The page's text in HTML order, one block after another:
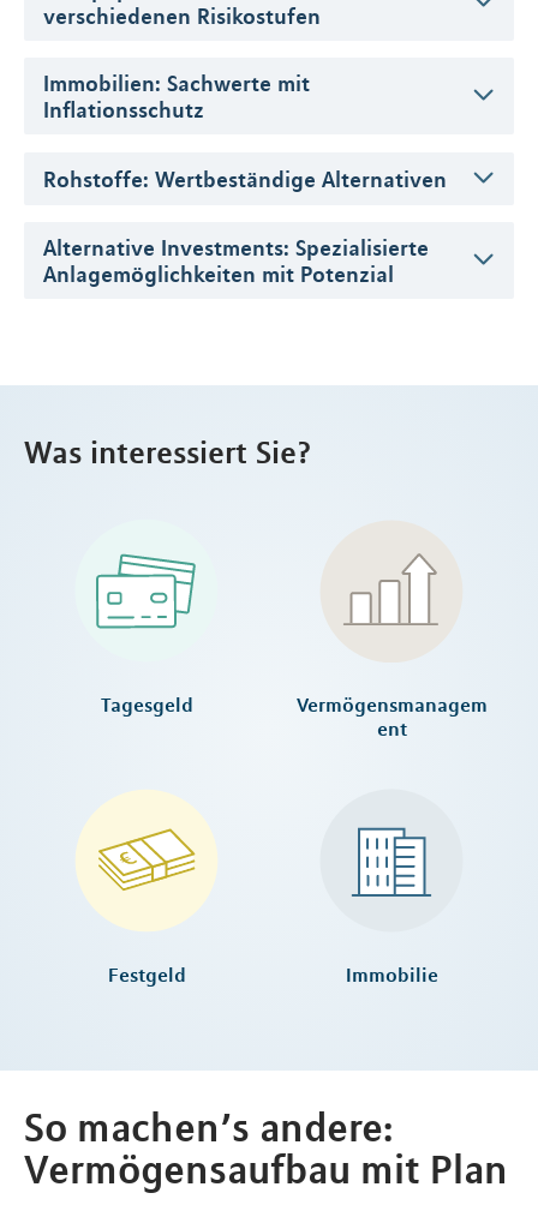
verschiedenen Risikostufen
Immobilien: Sachwerte mit
Inflationsschutz
Rohstoffe: Wertbeständige Alternativen
Alternative Investments: Spezialisierte
Anlagemöglichkeiten mit Potenzial
Was interessiert Sie?
Tagesgeld
Vermögensmanagem
ent
Festgeld Immobilie
So machen’s andere:
Vermögensaufbau mit Plan